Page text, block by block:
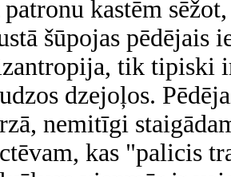
patronu kastēm
šūpojas pēdējais
tik tipiski
dzejoļos.
nemitīgi
kas "palicis